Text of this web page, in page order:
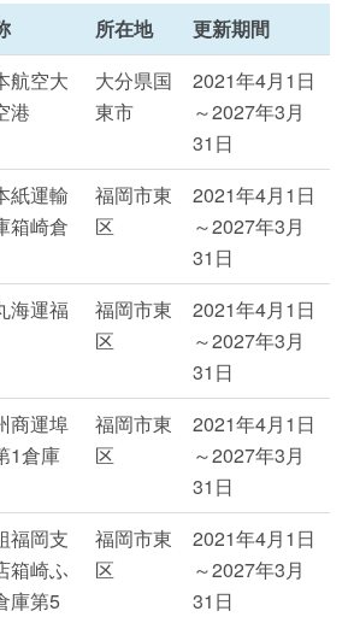
所在地
更新期間
航空大
港
大分県国
東市
2021年4月1日
～2027年3月
31日
紙運輸
箱崎倉
福岡市東
区
2021年4月1日
～2027年3月
31日
海運福
福岡市東
区
2021年4月1日
～2027年3月
31日
商運埠
1倉庫
福岡市東
区
2021年4月1日
～2027年3月
31日
福岡支
箱崎ふ
庫第5
福岡市東
区
2021年4月1日
～2027年3月
31日